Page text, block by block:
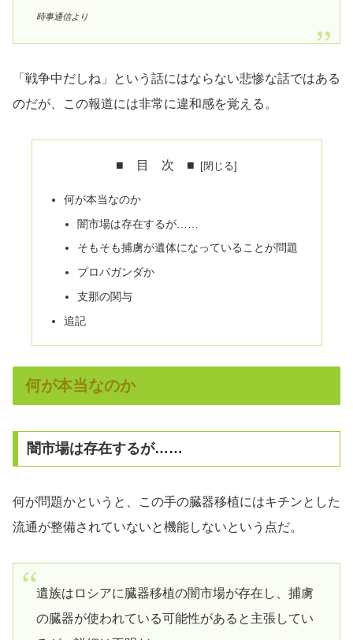
時事通信より
「戦争中だしね」という話にはならない悲惨な話ではある
のだが、この報道には非常に違和感を覚える。
■ 目 次 ■
何が本当なのか
闇市場は存在するが……
そもそも捕虜が遺体になっていることが問題
プロパガンダか
支那の関与
追記
何が本当なのか
闇市場は存在するが……
何が問題かというと、この手の臓器移植にはキチンとした
流通が整備されていないと機能しないという点だ。
遺族はロシアに臓器移植の闇市場が存在し、捕虜
の臓器が使われている可能性があると主張してい